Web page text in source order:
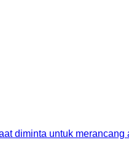
diminta untuk